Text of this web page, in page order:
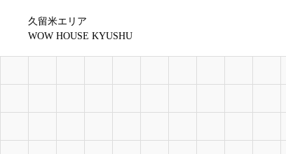
久留米エリア
WOW HOUSE KYUSHU